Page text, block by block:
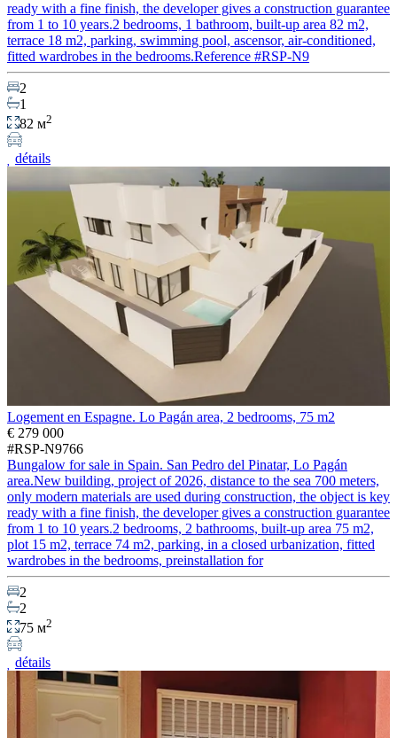
ready with a fine finish, the developer gives a construction guarantee
from 1 to 10 years.2 bedrooms, 1 bathroom, built-up area 82 m2,
terrace 18 m2, parking, swimming pool, ascensor, air-conditioned,
fitted wardrobes in the bedrooms.Reference #RSP-N9
2
1
82 м2
détails
Logement en Espagne. Lo Pagán area, 2 bedrooms, 75 m2
€ 279 000
#RSP-N9766
Bungalow for sale in Spain. San Pedro del Pinatar, Lo Pagán
area.New building, project of 2026, distance to the sea 700 meters,
only modern materials are used during construction, the object is key
ready with a fine finish, the developer gives a construction guarantee
from 1 to 10 years.2 bedrooms, 2 bathrooms, built-up area 75 m2,
plot 15 m2, terrace 74 m2, parking, in a closed urbanization, fitted
wardrobes in the bedrooms, preinstallation for
2
2
75 м2
détails